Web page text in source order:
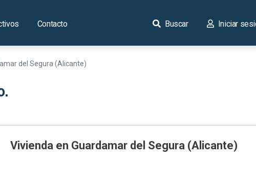
Contacto Buscar Iniciar
del Segura (Alicante)
Vivienda en Guardamar del Segura (Alicante)